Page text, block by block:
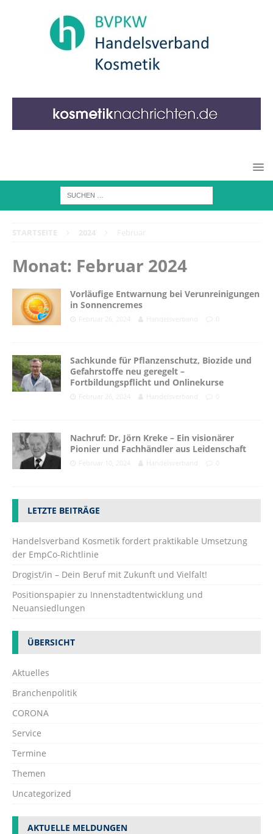
Monat: Februar 2024
Vorläufige Entwarnung bei Verunreinigungen
in Sonnencremes
Sachkunde für Pflanzenschutz, Biozide und
Gefahrstoffe neu geregelt –
Fortbildungspflicht und Onlinekurse
Nachruf: Dr. Jörn Kreke – Ein visionärer
Pionier und Fachhändler aus Leidenschaft
LETZTE BEITRÄGE
Handelsverband Kosmetik fordert praktikable Umsetzung
der EmpCo-Richtlinie
Drogist/in – Dein Beruf mit Zukunft und Vielfalt!
Positionspapier zu Innenstadtentwicklung und
Neuansiedlungen
ÜBERSICHT
Aktuelles
Branchenpolitik
CORONA
Service
Termine
Themen
Uncategorized
AKTUELLE MELDUNGEN